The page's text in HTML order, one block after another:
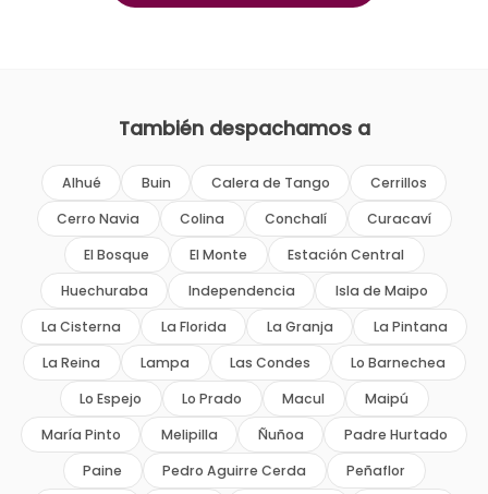
También despachamos a
Alhué Buin Calera de Tango
Cerrillos
Cerro Navia
Colina Conchalí
Curacaví
El Bosque
El Monte
Estación Central
Huechuraba
Independencia
Isla de Maipo
La Cisterna
La Florida La Granja
La Pintana
La Reina
Lampa Las Condes
Lo Barnechea
Lo Espejo
Lo Prado Macul
Maipú
María Pinto
Melipilla Ñuñoa
Padre Hurtado
Paine
Pedro Aguirre Cerda Peñaflor